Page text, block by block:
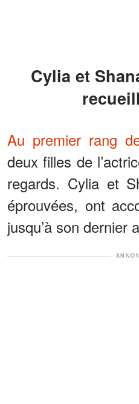
Cylia et Shana au cœur du
Au premier rang
deux filles de
regards. Cylia et
éprouvées, ont
jusqu’à son dernier